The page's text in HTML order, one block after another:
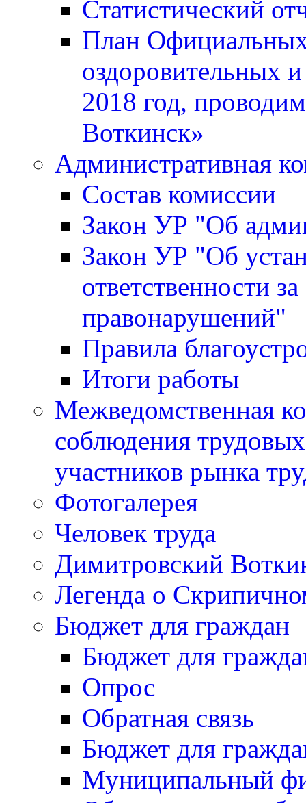
Статистический
План
оздоровительных
2018 год,
Воткинск»
Административная
Состав комиссии
Закон УР "Об
Закон УР "Об
ответственности
правонарушений"
Правила
Итоги работы
Межведомственная
соблюдения
участников рынка
Фотогалерея
Человек труда
Димитровский
Легенда о
Бюджет для граждан
Бюджет для
Опрос
Обратная связь
Бюджет для
Муниципальный